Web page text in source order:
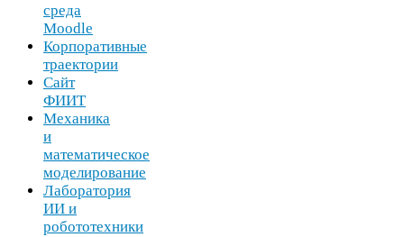
среда
Moodle
Корпоративные
траектории
Сайт
ФИИТ
Механика
и
математическое
моделирование
Лаборатория
ИИ и
робототехники